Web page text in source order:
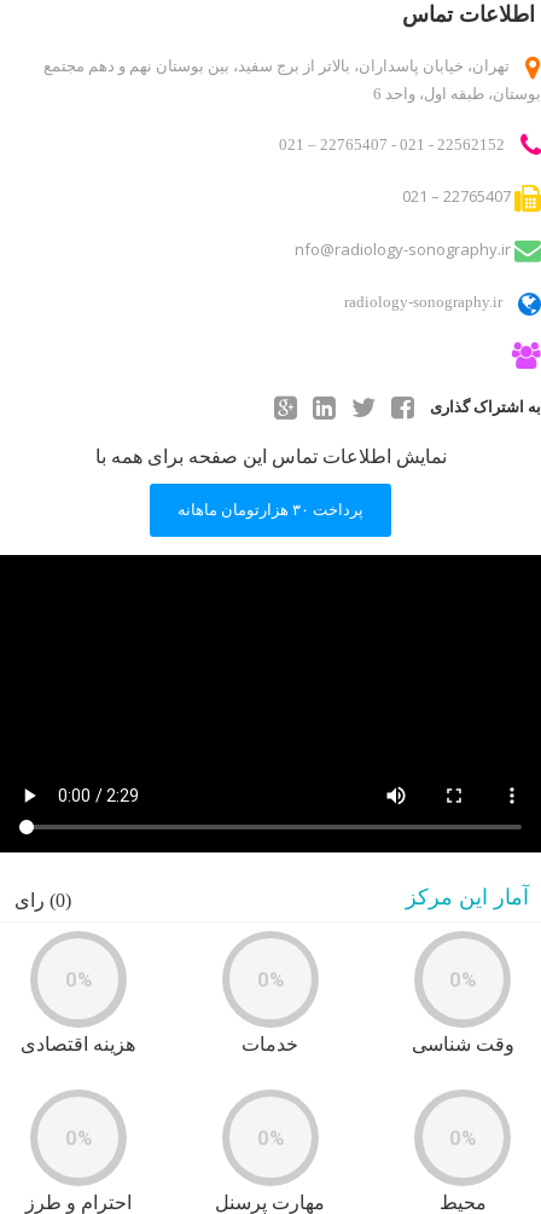
روانشناسان و روانپزشکان
اطلاعات تماس
تهران، خیابان پاسداران، بالاتر از برج سفید، بین بوستان نهم و دهم مجتمع
بوستان، طبقه اول، واحد 6
22562152 - 021 - 22765407 – 021
radiology-sonography.ir
به اشتراک گذاری
نمایش اطلاعات تماس این صفحه برای همه با
پرداخت ۳۰ هزارتومان ماهانه
آمار این مرکز (0) رای
0%
محیط
0%
مهارت پرسنل
0%
احترام و طرز
0%
وقت شناسی
0%
خدمات
0%
هزینه اقتصادی